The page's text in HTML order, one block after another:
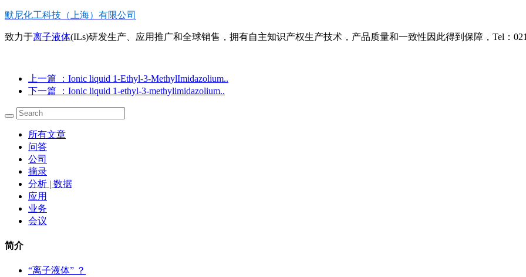
默尼化工科技（上海）有限公司
致力于离子液体(ILs)研发生产、应用推广和全球销售，拥有自主知识产权生产技术，产品质量和一致性因此得到保障，Tel：
上一篇
：Ionic liquid 1-Ethyl-3-MethylImidazolium..
下一篇
：Ionic liquid 1-ethyl-3-methylimidazolium..
所有文章
问答
公司
摘录
分析 | 数据
应用
业务
会议
简介
“离子液体” ？